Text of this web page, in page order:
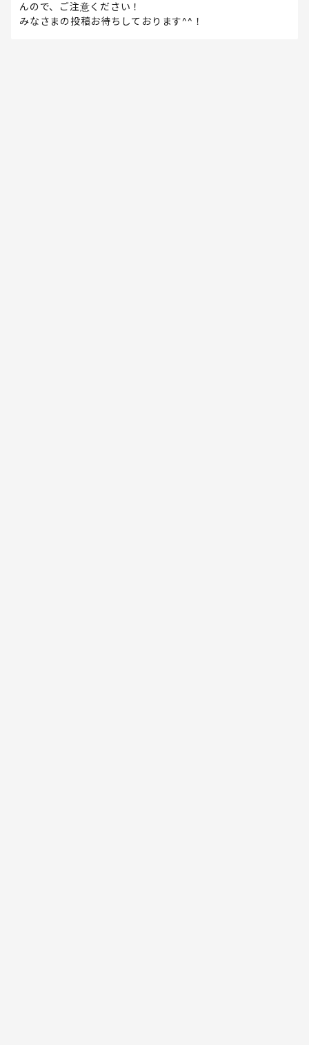
んので、ご注意ください！
みなさまの投稿お待ちしております^^！